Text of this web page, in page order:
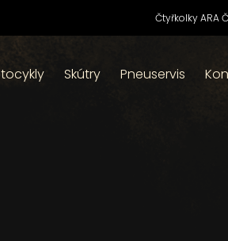
Čtyřkolky ARA
Skútry Pneuservis